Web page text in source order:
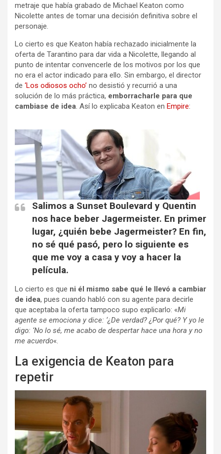
metraje que había grabado de Michael Keaton como
Nicolette antes de tomar una decisión definitiva sobre el
personaje.
Lo cierto es que Keaton había rechazado inicialmente la
oferta de Tarantino para dar vida a Nicolette, llegando al
punto de intentar convencerle de los motivos por los que
no era el actor indicado para ello. Sin embargo, el director
de ‘Los odiosos ocho’ no desistió y recurrió a una
solución de lo más práctica, emborracharle para que
cambiase de idea. Así lo explicaba Keaton en Empire:
Salimos a Sunset Boulevard y Quentin
nos hace beber Jagermeister. En primer
lugar, ¿quién bebe Jagermeister? En fin,
no sé qué pasó, pero lo siguiente es
que me voy a casa y voy a hacer la
película.
Lo cierto es que ni él mismo sabe qué le llevó a cambiar
de idea, pues cuando habló con su agente para decirle
que aceptaba la oferta tampoco supo explicarlo: «Mi
agente se emociona y dice: ‘¿De verdad? ¿Por qué? Y yo le
digo: ‘No lo sé, me acabo de despertar hace una hora y no
me acuerdo«.
La exigencia de Keaton para
repetir